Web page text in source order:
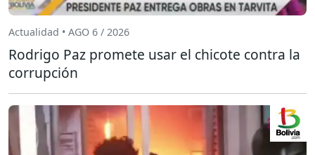
Actualidad • AGO 6 / 2026
Rodrigo Paz promete usar el chicote contra la
corrupción